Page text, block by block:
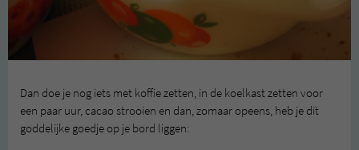
Dan doe je nog iets met koffie zetten, in de koelkast zetten voor
een paar uur, cacao strooien en dan, zomaar opeens, heb je dit
goddelijke goedje op je bord liggen: